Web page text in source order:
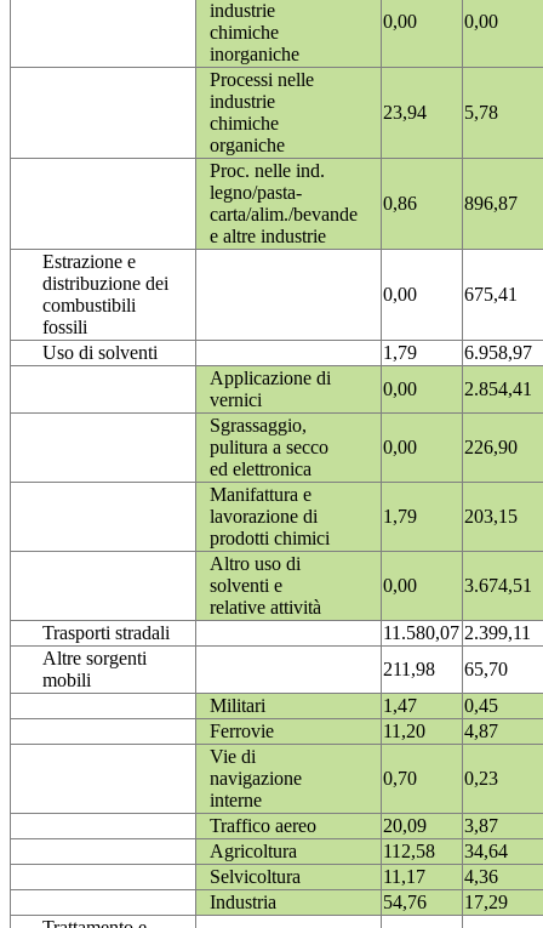
industrie
chimiche
inorganiche
0,00 0,00
Processi nelle
industrie
chimiche
organiche
23,94 5,78
Proc. nelle ind.
legno/pasta-
carta/alim./bevande
e altre industrie
0,86 896,87
Estrazione e
distribuzione dei
combustibili
fossili
0,00 675,41
Uso di solventi 1,79
6.958,97
Applicazione di
vernici
0,00
2.854,41
Sgrassaggio,
pulitura a secco
ed elettronica
0,00 226,90
Manifattura e
lavorazione di
prodotti chimici
1,79 203,15
Altro uso di
solventi e
relative attività
0,00 3.674,51
Trasporti stradali 11.580,07 2.399,11
Altre sorgenti
mobili
211,98
65,70
Militari
1,47
0,45
Ferrovie
11,20
4,87
Vie di
navigazione
interne
0,70 0,23
Traffico aereo 20,09
3,87
Agricoltura
112,58
34,64
Selvicoltura
11,17
4,36
Industria
54,76
17,29